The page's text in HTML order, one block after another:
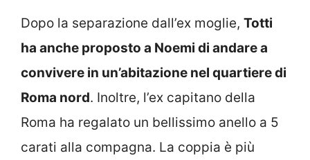
Dopo la separazione dall’ex moglie, Totti
ha anche proposto a Noemi di andare a
convivere in un’abitazione nel quartiere di
Roma nord. Inoltre, l’ex capitano della
Roma ha regalato un bellissimo anello a 5
carati alla compagna. La coppia è più